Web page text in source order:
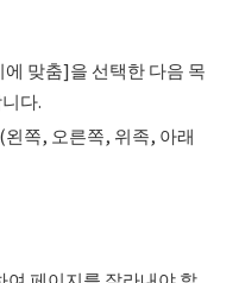
맞춤]을 선택한 다음 목
다.
쪽, 오른쪽, 위족, 아래